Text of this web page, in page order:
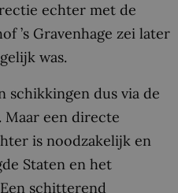
echter met de
’s Gravenhage zei later
was.
schikkingen dus via de
Maar een directe
is noodzakelijk en
Staten en het
schitterend